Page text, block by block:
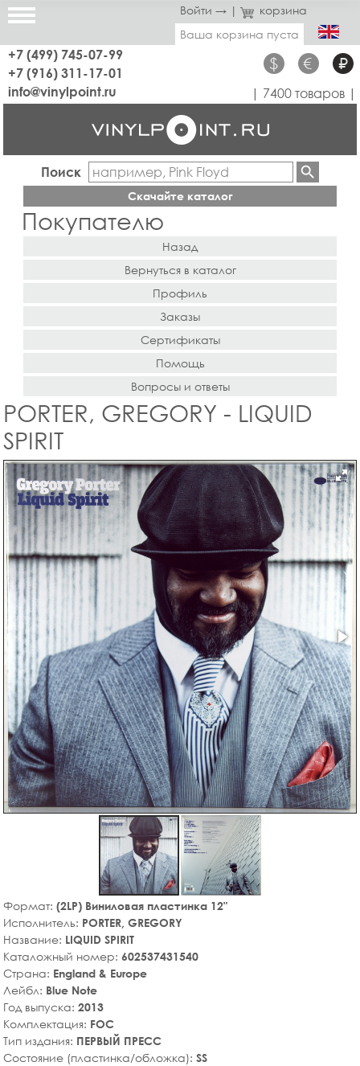
Войти → |
корзина
Ваша корзина пуста
+7 (499) 745-07-99
+7 (916) 311-17-01
$ € ₽
info@vinylpoint.ru | 7400 товаров |
Поиск
Скачайте каталог
Покупателю
Назад
Вернуться в каталог
Профиль
Заказы
Сертификаты
Помощь
Вопросы и ответы
PORTER, GREGORY - LIQUID
SPIRIT
Формат: (2LP) Виниловая пластинка 12"
Исполнитель: PORTER, GREGORY
Название: LIQUID SPIRIT
Каталожный номер: 602537431540
Страна: England & Europe
Лейбл: Blue Note
Год выпуска: 2013
Комплектация: FOC
Тип издания: ПЕРВЫЙ ПРЕСС
Состояние (пластинка/обложка): SS